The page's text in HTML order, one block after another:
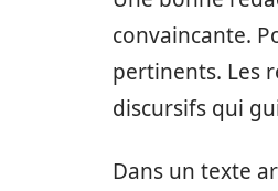
convaincante.
pertinents. Les
discursifs qui
Dans un texte